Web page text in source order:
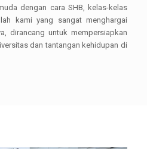
dengan cara SHB, kelas-kelas
kami yang sangat menghargai
dirancang untuk mempersiapkan
dan tantangan kehidupan di